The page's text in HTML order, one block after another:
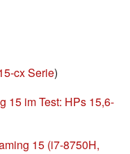
cx Serie)
15 im Test: HPs 15,6-
15 (i7-8750H,